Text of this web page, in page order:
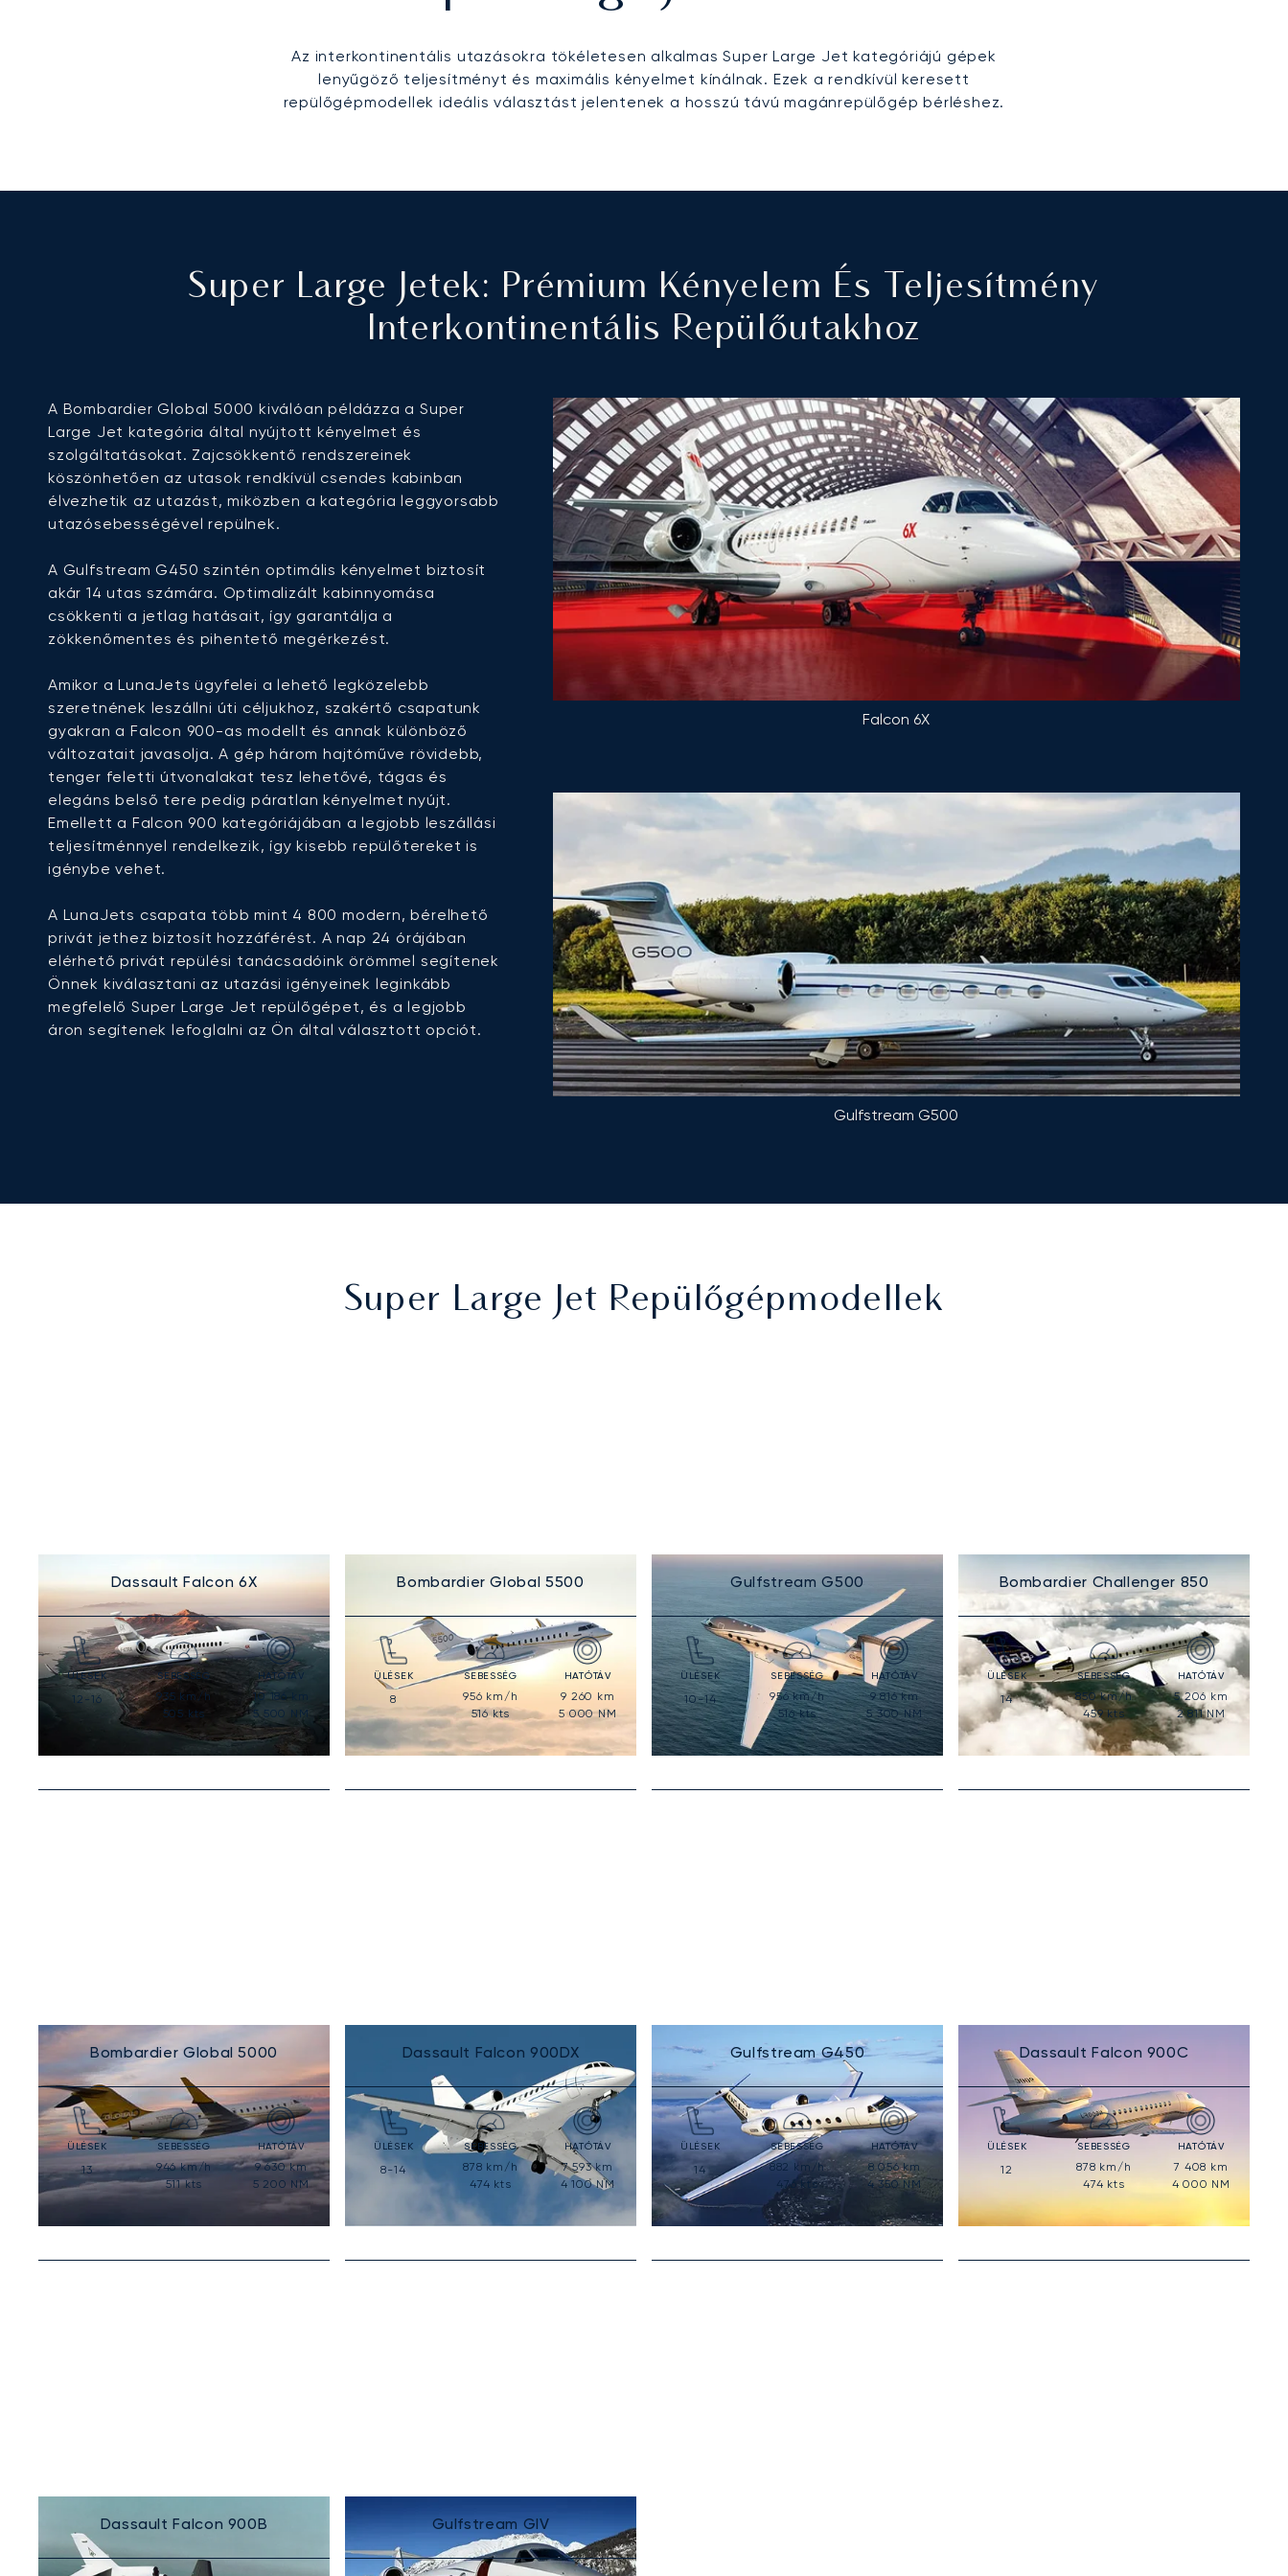
Az interkontinentális utazásokra tökéletesen alkalmas Super Large Jet kategóriájú gépek
lenyűgöző teljesítményt és maximális kényelmet kínálnak. Ezek a rendkívül keresett
repülőgépmodellek ideális választást jelentenek a hosszú távú magánrepülőgép bérléshez.
Super Large Jetek: Prémium Kényelem És Teljesítmény
Interkontinentális Repülőutakhoz
A Bombardier Global 5000 kiválóan példázza a Super
Large Jet kategória által nyújtott kényelmet és
szolgáltatásokat. Zajcsökkentő rendszereinek
köszönhetően az utasok rendkívül csendes kabinban
élvezhetik az utazást, miközben a kategória leggyorsabb
utazósebességével repülnek.
A Gulfstream G450 szintén optimális kényelmet biztosít
akár 14 utas számára. Optimalizált kabinnyomása
csökkenti a jetlag hatásait, így garantálja a
zökkenőmentes és pihentető megérkezést.
Amikor a LunaJets ügyfelei a lehető legközelebb
szeretnének leszállni úti céljukhoz, szakértő csapatunk
gyakran a Falcon 900-as modellt és annak különböző
változatait javasolja. A gép három hajtóműve rövidebb,
tenger feletti útvonalakat tesz lehetővé, tágas és
elegáns belső tere pedig páratlan kényelmet nyújt.
Emellett a Falcon 900 kategóriájában a legjobb leszállási
teljesítménnyel rendelkezik, így kisebb repülőtereket is
igénybe vehet.
A LunaJets csapata több mint 4 800 modern, bérelhető
privát jethez biztosít hozzáférést. A nap 24 órájában
elérhető privát repülési tanácsadóink örömmel segítenek
Önnek kiválasztani az utazási igényeinek leginkább
megfelelő Super Large Jet repülőgépet, és a legjobb
áron segítenek lefoglalni az Ön által választott opciót.
Falcon 6X
Gulfstream G500
Super Large Jet Repülőgépmodellek
Dassault Falcon 6X
ÜLÉSEK
12-16
SEBESSÉG
935 km/h
505 kts
HATÓTÁV
10 186
5 500 NM
Bombardier Global 5500
ÜLÉSEK
8
SEBESSÉG
956 km/h
516kts
HATÓTÁV
9 260 km
5 000NM
Gulfstream G500
ÜLÉSEK
10-14
SEBESSÉG
956km/h
516kts
HATÓTÁV
9 816km
5 300NM
Bombardier Challenger 850
ÜLÉSEK
14
SEBESSÉG
850km/h
459 kts
HATÓTÁV
5 206 km
2 811NM
Bombardier Global 5000
ÜLÉSEK
13
SEBESSÉG
946km/h
511kts
HATÓTÁV
9 630km
5 200 NM
Dassault Falcon 900DX
ÜLÉSEK
8-14
SEBESSÉG
878 km/h
474 kts
HATÓTÁV
7 593km
4 100NM
Gulfstream G450
ÜLÉSEK
14
SEBESSÉG
882 km/h
476 kts
HATÓTÁV
8 056km
4 350NM
Dassault Falcon 900C
ÜLÉSEK
12
SEBESSÉG
878 km/h
474 kts
HATÓTÁV
7 408 km
4 000 NM
Dassault Falcon 900B Gulfstream GIV